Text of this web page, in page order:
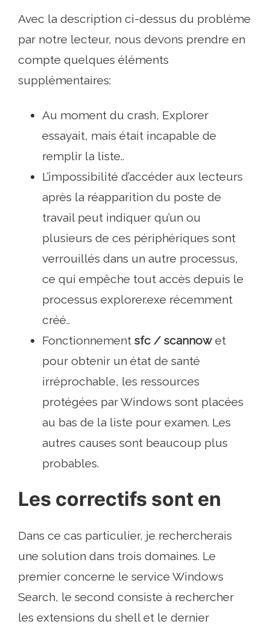
Avec la description ci-dessus du problème
par notre lecteur, nous devons prendre en
compte quelques éléments
supplémentaires:
Au moment du crash, Explorer
essayait, mais était incapable de
remplir la liste..
L’impossibilité d’accéder aux lecteurs
après la réapparition du poste de
travail peut indiquer qu’un ou
plusieurs de ces périphériques sont
verrouillés dans un autre processus,
ce qui empêche tout accès depuis le
processus explorer.exe récemment
créé..
Fonctionnement sfc / scannow et
pour obtenir un état de santé
irréprochable, les ressources
protégées par Windows sont placées
au bas de la liste pour examen. Les
autres causes sont beaucoup plus
probables.
Les correctifs sont en
Dans ce cas particulier, je rechercherais
une solution dans trois domaines. Le
premier concerne le service Windows
Search, le second consiste à rechercher
les extensions du shell et le dernier